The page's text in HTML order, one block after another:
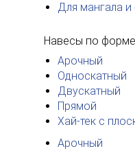
Для мангала
Навесы по форме
Арочный
Односкатный
Двускатный
Прямой
Хай-тек с
Арочный